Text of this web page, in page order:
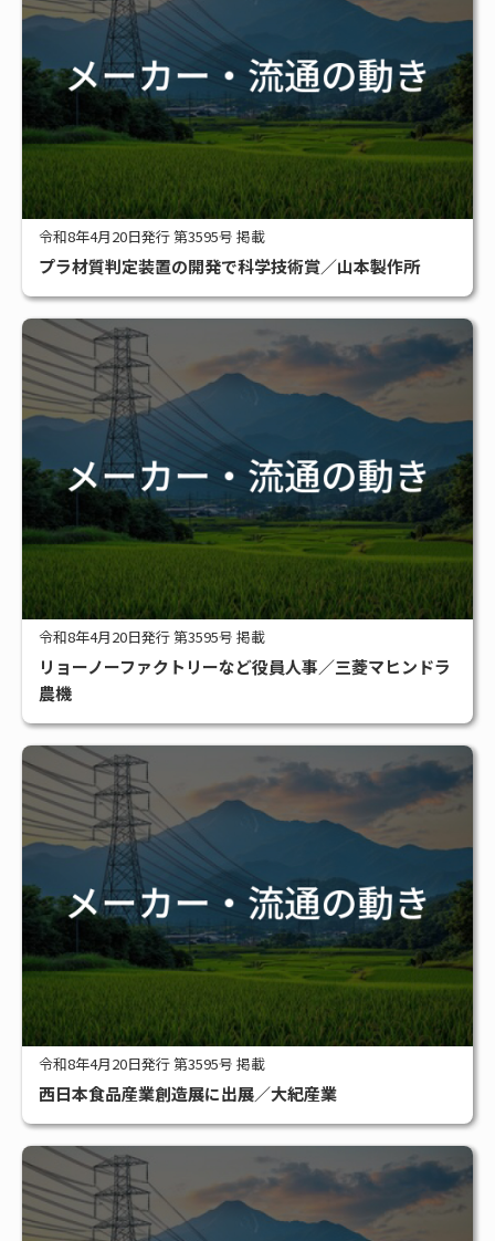
令和8年4月20日発行 第3595号 掲載
プラ材質判定装置の開発で科学技術賞／山本製作所
令和8年4月20日発行 第3595号 掲載
リョーノーファクトリーなど役員人事／三菱マヒンドラ
農機
令和8年4月20日発行 第3595号 掲載
西日本食品産業創造展に出展／大紀産業